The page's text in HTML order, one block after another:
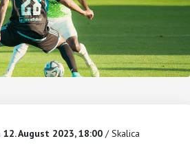
August 2023, 18:00 / Skalica